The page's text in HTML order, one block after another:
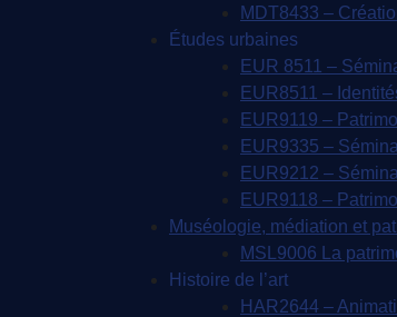
MDT8433 –
Études urbaines
EUR 8511 –
EUR8511 –
EUR9119 –
EUR9335 –
EUR9212 –
EUR9118 –
Muséologie, médiation et
MSL9006 La
Histoire de l’art
HAR2644 –